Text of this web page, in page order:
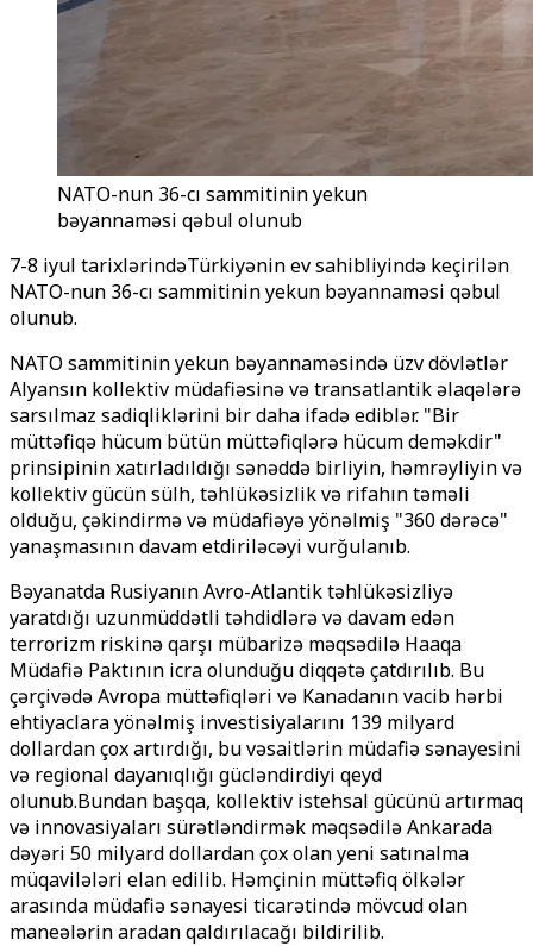
NATO-nun 36-cı sammitinin yekun
bəyannaməsi qəbul olunub
7-8 iyul tarixlərindəTürkiyənin ev sahibliyində keçirilən
NATO-nun 36-cı sammitinin yekun bəyannaməsi qəbul
olunub.
NATO sammitinin yekun bəyannaməsində üzv dövlətlər
Alyansın kollektiv müdafiəsinə və transatlantik əlaqələrə
sarsılmaz sadiqliklərini bir daha ifadə ediblər. "Bir
müttəfiqə hücum bütün müttəfiqlərə hücum deməkdir"
prinsipinin xatırladıldığı sənəddə birliyin, həmrəyliyin və
kollektiv gücün sülh, təhlükəsizlik və rifahın təməli
olduğu, çəkindirmə və müdafiəyə yönəlmiş "360 dərəcə"
yanaşmasının davam etdiriləcəyi vurğulanıb.
Bəyanatda Rusiyanın Avro-Atlantik təhlükəsizliyə
yaratdığı uzunmüddətli təhdidlərə və davam edən
terrorizm riskinə qarşı mübarizə məqsədilə Haaqa
Müdafiə Paktının icra olunduğu diqqətə çatdırılıb. Bu
çərçivədə Avropa müttəfiqləri və Kanadanın vacib hərbi
ehtiyaclara yönəlmiş investisiyalarını 139 milyard
dollardan çox artırdığı, bu vəsaitlərin müdafiə sənayesini
və regional dayanıqlığı gücləndirdiyi qeyd
olunub.Bundan başqa, kollektiv istehsal gücünü artırmaq
və innovasiyaları sürətləndirmək məqsədilə Ankarada
dəyəri 50 milyard dollardan çox olan yeni satınalma
müqavilələri elan edilib. Həmçinin müttəfiq ölkələr
arasında müdafiə sənayesi ticarətində mövcud olan
maneələrin aradan qaldırılacağı bildirilib.